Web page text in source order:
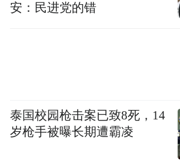
安：民进党的错
泰国校园枪击案已致8死，14
岁枪手被曝长期遭霸凌